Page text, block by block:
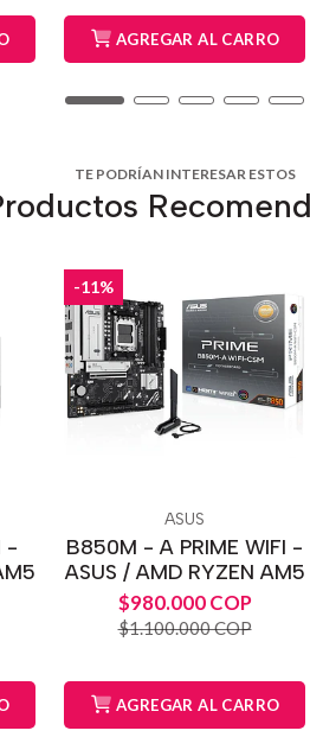
AGREGAR AL CARRO
TE PODRÍAN INTERESAR ESTOS
-
-11%
ASUS
B850M - A PRIME WIFI -
ASUS / AMD RYZEN AM5
$980.000 COP
$1.100.000 COP
AGREGAR AL CARRO